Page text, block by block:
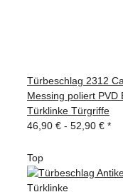
Türbeschlag 2312
Messing poliert PVD
Türklinke Türgriffe
46,90 € - 52,90 € *
Top